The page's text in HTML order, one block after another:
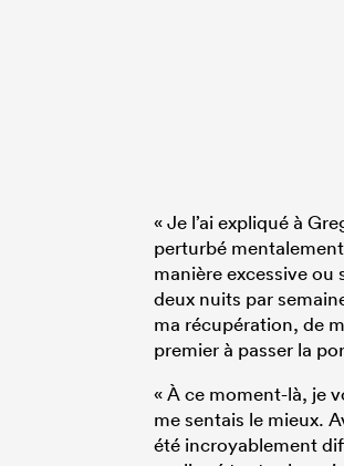
« Je l’ai expliqué à
perturbé
manière excessive ou
deux nuits par
ma récupération, de
premier à passer la
« À ce moment-là, je
me sentais le mieux.
été incroyablement